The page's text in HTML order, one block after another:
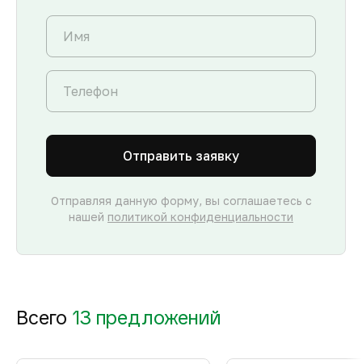
Отправить заявку
Отправляя данную форму, вы соглашаетесь с
нашей политикой конфиденциальности
Всего 13 предложений